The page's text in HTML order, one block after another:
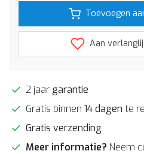
Toevoegen
Aan
2 jaar garantie
Gratis binnen 14 dagen te
Gratis verzending
Meer informatie? Neem